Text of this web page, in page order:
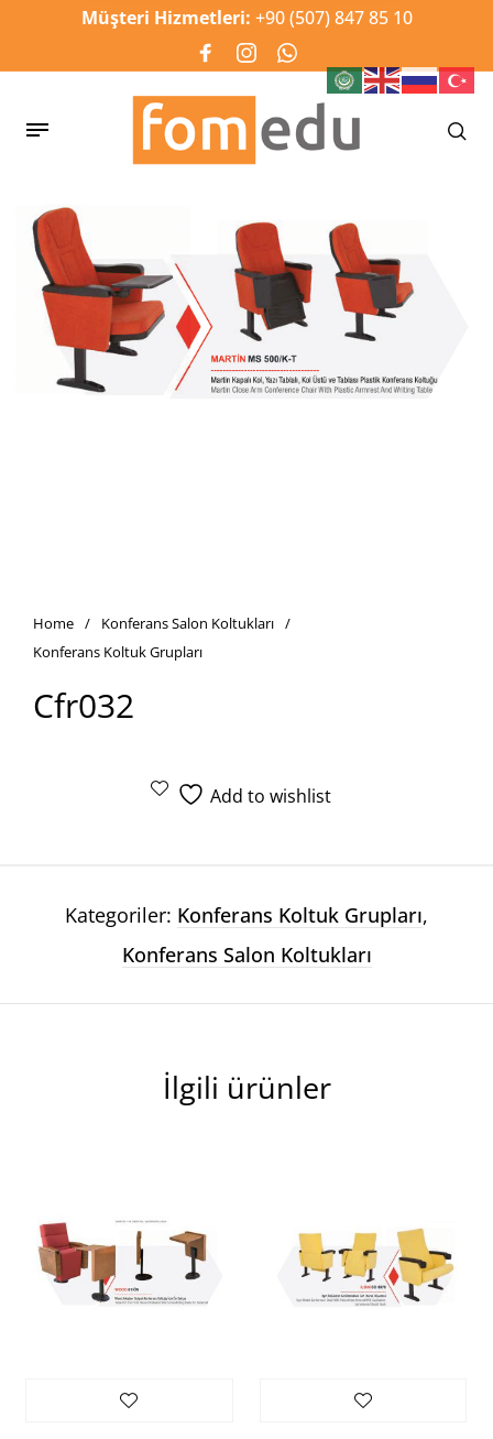
Müşteri Hizmetleri: +90 (507) 847 85 10
Home / Konferans Salon Koltukları /
Konferans Koltuk Grupları
Cfr032
Add to wishlist
Kategoriler: Konferans Koltuk Grupları,
Konferans Salon Koltukları
İlgili ürünler